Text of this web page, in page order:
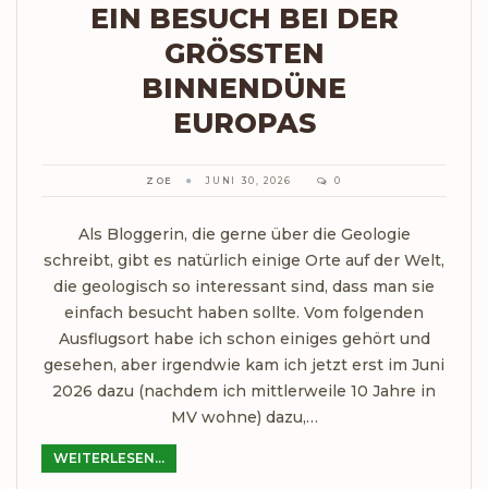
EIN BESUCH BEI DER
GRÖSSTEN B
INNENDÜNE E
UROPAS
ZOE JUNI 30, 2026 0
Als Bloggerin, die gerne über die Geologie
schreibt, gibt es natürlich einige Orte auf der Welt,
die geologisch so interessant sind, dass man sie
einfach besucht haben sollte. Vom folgenden
Ausflugsort habe ich schon einiges gehört und
gesehen, aber irgendwie kam ich jetzt erst im Juni
2026 dazu (nachdem ich mittlerweile 10 Jahre in
MV wohne) dazu,…
WEITERLESEN...